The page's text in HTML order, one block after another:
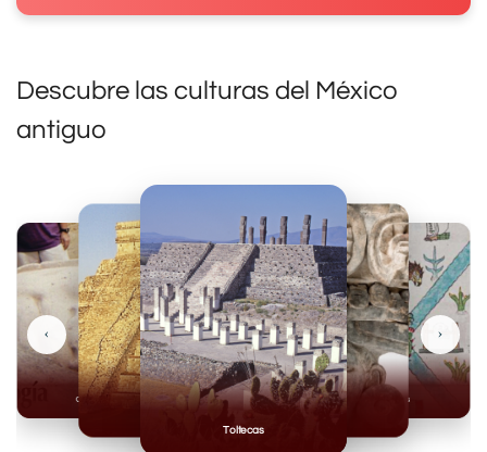
Descubre las culturas del México
antiguo
Toltecas
Mexicas
Olmecas
‹ ›